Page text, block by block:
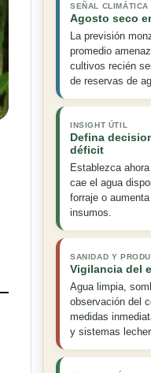
SEÑAL CLIMÁTICA
Agosto seco
La previsión
promedio
cultivos recién
de reservas de
INSIGHT ÚTIL
Defina
déficit
Establezca
cae el agua
forraje o
insumos.
SANIDAD Y
Vigilancia del
Agua limpia,
observación del
medidas
y sistemas